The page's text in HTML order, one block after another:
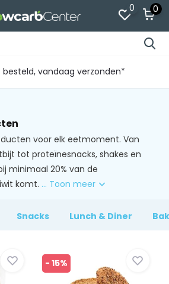
0 0
vanaf €60 (NL)*
voor elk eetmoment. Van
tot proteïnesnacks, shakes en
minimaal 20% van de
komt. ... Toon meer
Snacks Lunch & Diner
- 15%